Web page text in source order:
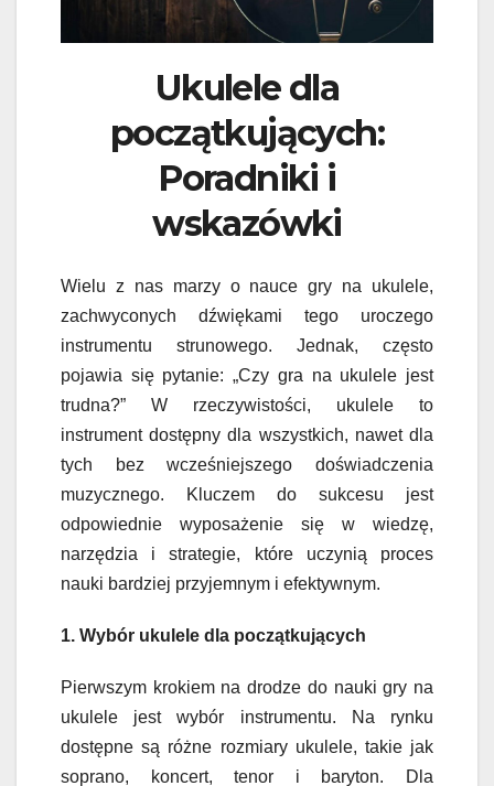
Ukulele dla
początkujących:
Poradniki i
wskazówki
Wielu z nas marzy o nauce gry na ukulele,
zachwyconych dźwiękami tego uroczego
instrumentu strunowego. Jednak, często
pojawia się pytanie: „Czy gra na ukulele jest
trudna?” W rzeczywistości, ukulele to
instrument dostępny dla wszystkich, nawet dla
tych bez wcześniejszego doświadczenia
muzycznego. Kluczem do sukcesu jest
odpowiednie wyposażenie się w wiedzę,
narzędzia i strategie, które uczynią proces
nauki bardziej przyjemnym i efektywnym.
1. Wybór ukulele dla początkujących
Pierwszym krokiem na drodze do nauki gry na
ukulele jest wybór instrumentu. Na rynku
dostępne są różne rozmiary ukulele, takie jak
soprano, koncert, tenor i baryton. Dla